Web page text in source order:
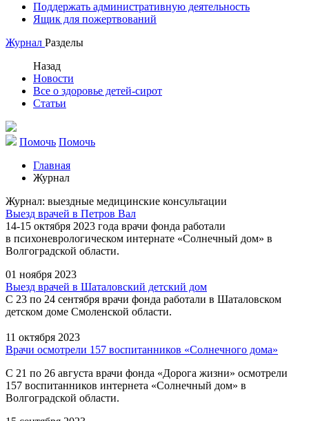
Поддержать административную деятельность
Ящик для пожертвований
Журнал Разделы
Назад
Новости
Все о здоровье детей-сирот
Статьи
Помочь Помочь
Главная
Журнал
Журнал: выездные медицинские консультации
Выезд врачей в Петров Вал
14-15 октября 2023 года врачи фонда работали
в психоневрологическом интернате «Солнечный дом» в
Волгоградской области.
01 ноября 2023
Выезд врачей в Шаталовский детский дом
С 23 по 24 сентября врачи фонда работали в Шаталовском
детском доме Смоленской области.
11 октября 2023
Врачи осмотрели 157 воспитанников «Солнечного дома»
С 21 по 26 августа врачи фонда «Дорога жизни» осмотрели
157 воспитанников интернета «Солнечный дом» в
Волгоградской области.